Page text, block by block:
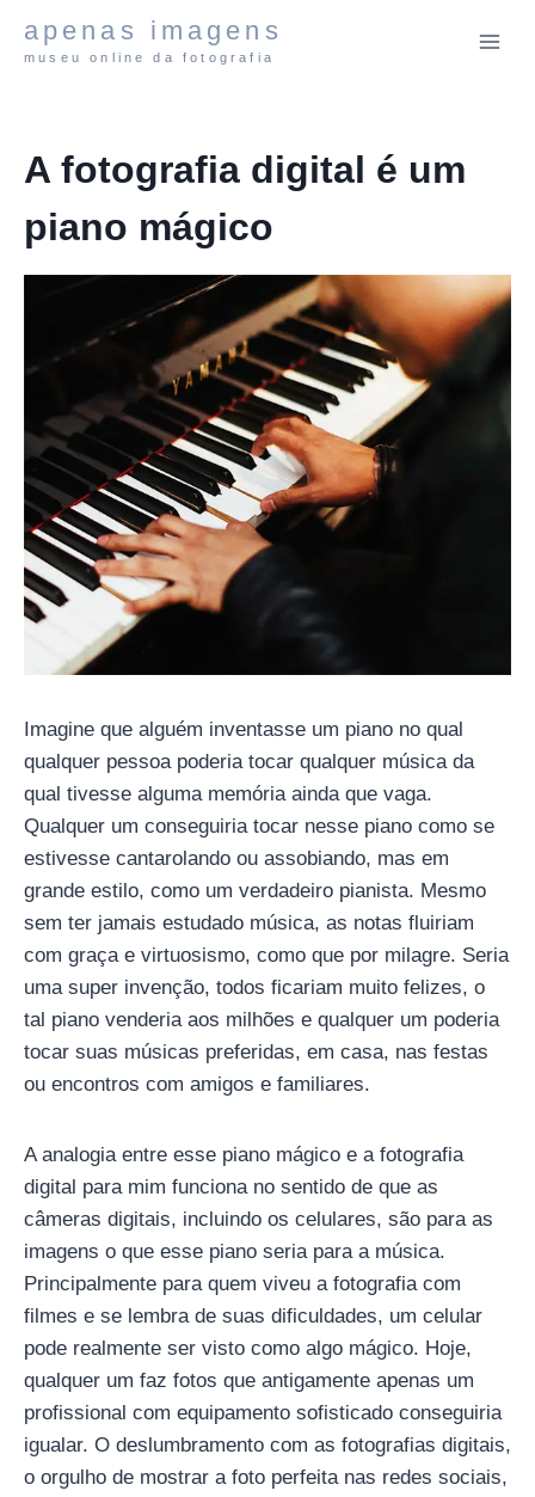
para
apenas imagens
museu online da fotografia
A fotografia digital é um
piano mágico
Imagine que alguém inventasse um piano no qual
qualquer pessoa poderia tocar qualquer música da
qual tivesse alguma memória ainda que vaga.
Qualquer um conseguiria tocar nesse piano como se
estivesse cantarolando ou assobiando, mas em
grande estilo, como um verdadeiro pianista. Mesmo
sem ter jamais estudado música, as notas fluiriam
com graça e virtuosismo, como que por milagre. Seria
uma super invenção, todos ficariam muito felizes, o
tal piano venderia aos milhões e qualquer um poderia
tocar suas músicas preferidas, em casa, nas festas
ou encontros com amigos e familiares.
A analogia entre esse piano mágico e a fotografia
digital para mim funciona no sentido de que as
câmeras digitais, incluindo os celulares, são para as
imagens o que esse piano seria para a música.
Principalmente para quem viveu a fotografia com
filmes e se lembra de suas dificuldades, um celular
pode realmente ser visto como algo mágico. Hoje,
qualquer um faz fotos que antigamente apenas um
profissional com equipamento sofisticado conseguiria
igualar. O deslumbramento com as fotografias digitais,
o orgulho de mostrar a foto perfeita nas redes sociais,